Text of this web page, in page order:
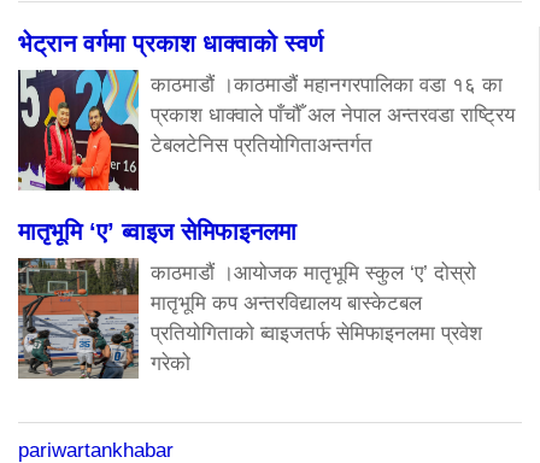
भेट्रान वर्गमा प्रकाश धाक्वाको स्वर्ण
काठमाडौं ।काठमाडौं महानगरपालिका वडा १६ का
प्रकाश धाक्वाले पाँचौँ अल नेपाल अन्तरवडा राष्ट्रिय
टेबलटेनिस प्रतियोगिताअन्तर्गत
मातृभूमि ‘ए’ ब्वाइज सेमिफाइनलमा
काठमाडौं ।आयोजक मातृभूमि स्कुल ‘ए’ दोस्रो
मातृभूमि कप अन्तरविद्यालय बास्केटबल
प्रतियोगिताको ब्वाइजतर्फ सेमिफाइनलमा प्रवेश
गरेको
pariwartankhabar